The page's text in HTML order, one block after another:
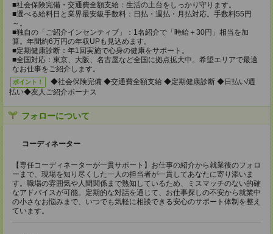
■社会保険完備・交通費全額支給：生活の土台をしっかり守ります。
■選べる給料日と業界最安級手数料：日払・週払・月払対応。手数料55円
～。
■独自の「ご紹介インセンティブ」：1名紹介で「時給＋30円」相当を加
算。年間約6万円の年収UPも見込めます。
■定期健康診断：年1回実施で心身の健康をサポート。
■全国対応：東京、大阪、名古屋など全国に拠点拡大中。希望エリアで最適
なお仕事をご紹介します。
ポイント！
◆社会保険完備 ◆交通費全額支給 ◆定期健康診断 ◆日払い/週
払い◆友人ご紹介ボーナス
フォローについて
コーディネーター
【専任コーディネーターが一貫サポート】お仕事の紹介から就業後のフォロ
ーまで、現場を知り尽くした一人の担当者が一貫してあなたに寄り添いま
す。職場の雰囲気や人間関係まで熟知しているため、ミスマッチのない的確
なアドバイスが可能。定期的な対話を通じて、お仕事探しの不安から就業中
の小さなお悩みまで、いつでも気軽に相談できる安心のサポート体制を整え
ています。